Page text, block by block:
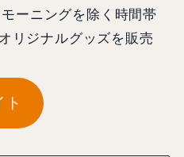
ーニングを除く時間帯
リジナルグッズを販売